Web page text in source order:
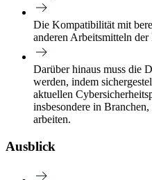
Die Kompatibilität mit
anderen Arbeitsmitteln
Darüber hinaus muss die
werden, indem
aktuellen
insbesondere in
arbeiten.
Ausblick